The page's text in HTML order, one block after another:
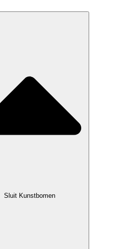
Sluit Kunstbomen